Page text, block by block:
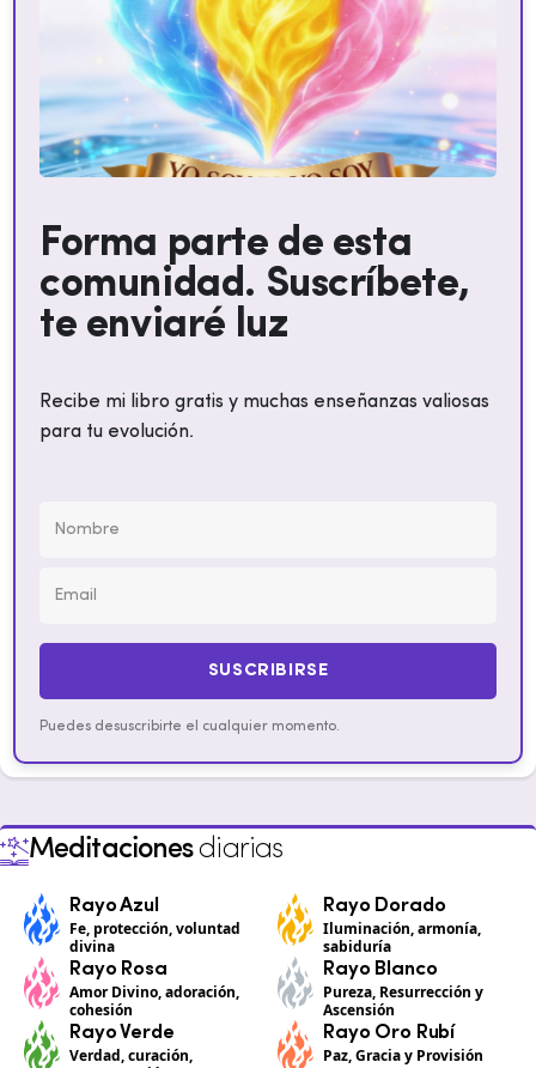
Forma parte de esta
comunidad. Suscríbete,
te enviaré luz
Recibe mi libro gratis y muchas enseñanzas valiosas
para tu evolución.
SUSCRIBIRSE
Puedes desuscribirte el cualquier momento.
Meditacionesdiarias
Rayo Azul
Fe, protección, voluntad
divina
Rayo Dorado
Iluminación, armonía,
sabiduría
Rayo Rosa
Amor Divino, adoración,
cohesión
Rayo Blanco
Pureza, Resurrección y
Ascensión
Rayo Verde
Verdad, curación,
Rayo Oro Rubí
Paz, Gracia y Provisión